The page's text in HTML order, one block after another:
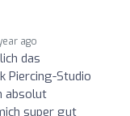
ago
das
Piercing-Studio
absolut
super gut